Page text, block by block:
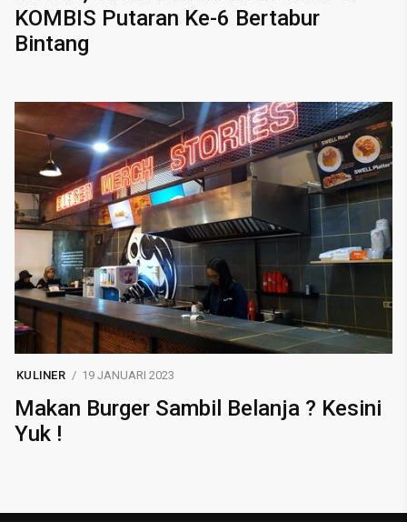
KOMBIS Putaran Ke-6 Bertabur
Bintang
KULINER 19 JANUARI 2023
Makan Burger Sambil Belanja ? Kesini
Yuk !